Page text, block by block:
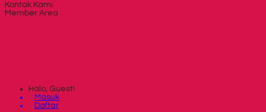
Kontak Kami
Member Area
Halo, Guest!
Masuk
Daftar